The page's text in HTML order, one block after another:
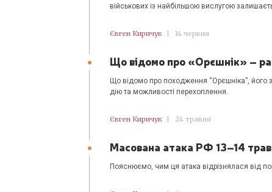
військових із найбільшою вислугою
Євген Киричук 14 червня
Що відомо про «Орєшнік» –
Що відомо про походження “Орєшніка”, його
дію та можливості перехоплення.
Євген Киричук 24 травня
Масована атака РФ 13–14
Пояснюємо, чим ця атака відрізнялася від